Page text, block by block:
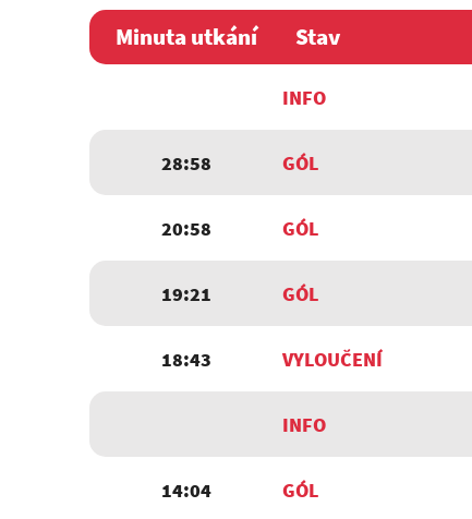
Minuta utkání Stav
INFO
28:58 GÓL
20:58 GÓL
19:21 GÓL
18:43 VYLOUČENÍ
INFO
14:04 GÓL